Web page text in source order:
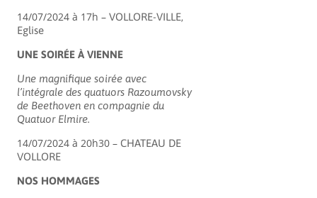
14/07/2024 à 17h – VOLLORE-VILLE,
Eglise
UNE SOIRÉE À VIENNE
Une magnifique soirée avec
l’intégrale des quatuors Razoumovsky
de Beethoven en compagnie du
Quatuor Elmire.
14/07/2024 à 20h30 – CHATEAU DE
VOLLORE
NOS HOMMAGES